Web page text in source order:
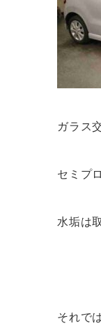
ガラス
セミプ
水垢は
それで